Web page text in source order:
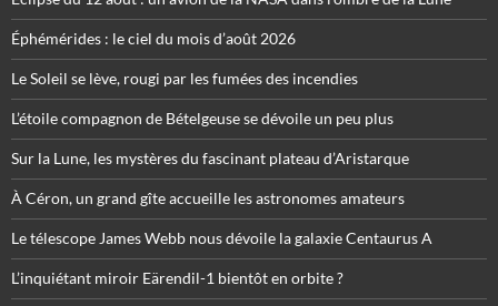
Éphémérides : le ciel du mois d’août 2026
Le Soleil se lève, rougi par les fumées des incendies
L’étoile compagnon de Bételgeuse se dévoile un peu plus
Sur la Lune, les mystères du fascinant plateau d’Aristarque
À Céron, un grand gîte accueille les astronomes amateurs
Le télescope James Webb nous dévoile la galaxie Centaurus A
L’inquiétant miroir Eärendil-1 bientôt en orbite ?